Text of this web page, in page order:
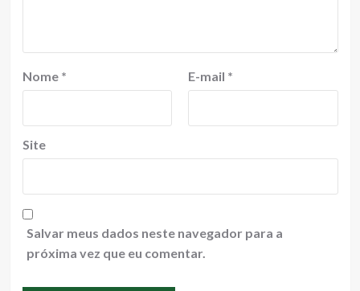
Nome * E-mail *
Site
Salvar meus dados neste navegador para a
próxima vez que eu comentar.